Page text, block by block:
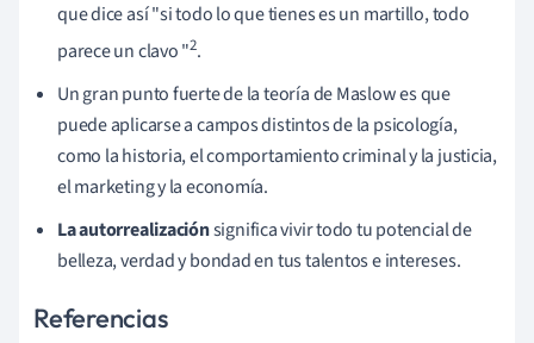
que dice así "si todo lo que tienes es un martillo, todo
parece un clavo "2.
Un gran punto fuerte de la teoría de Maslow es que
puede aplicarse a campos distintos de la psicología,
como la historia, el comportamiento criminal y la justicia,
el marketing y la economía.
La autorrealizaciónsignifica vivir todo tu potencial de
belleza, verdad y bondad en tus talentos e intereses.
Referencias